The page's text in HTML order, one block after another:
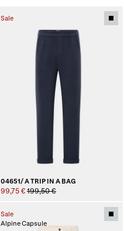
Sale
04651/ A TRIP IN A BAG
99,75 € 199,50 €
Sale
Alpine Capsule